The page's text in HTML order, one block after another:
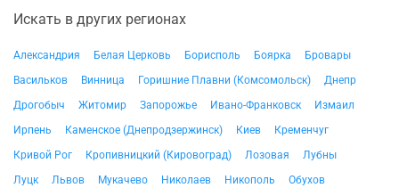
Искать в других регионах
Александрия Белая Церковь Борисполь Боярка
Бровары
Васильков
Винница Горишние Плавни (Комсомольск)
Днепр
Дрогобыч
Житомир Запорожье Ивано-Франковск
Измаил
Ирпень
Каменское (Днепродзержинск) Киев
Кременчуг
Кривой Рог
Кропивницкий (Кировоград) Лозовая
Лубны
Луцк
Львов Мукачево Николаев Никополь
Обухов